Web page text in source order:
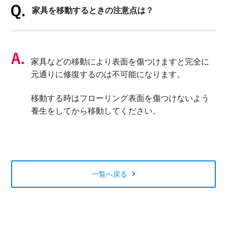
家具を移動するときの注意点は？
家具などの移動により表面を傷つけますと完全に
元通りに修復するのは不可能になります。
移動する時はフローリング表面を傷つけないよう
養生をしてから移動してください。
一覧へ戻る